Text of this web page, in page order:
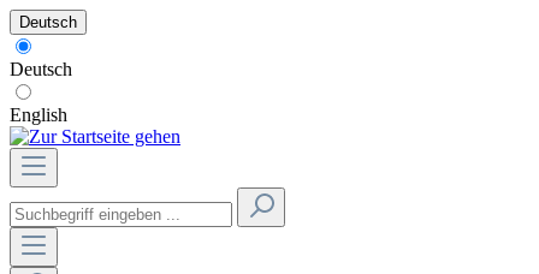
Deutsch
Deutsch
English